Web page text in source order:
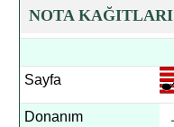
NOTA KAĞITLARI
Sayfa
Donanım